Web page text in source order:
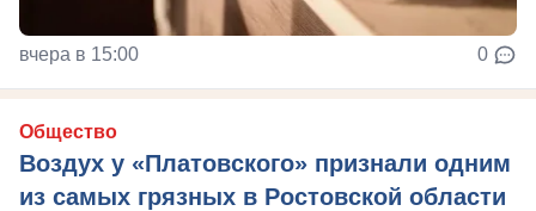
вчера в 15:00 0
Общество
Воздух у «Платовского» признали одним
из самых грязных в Ростовской области